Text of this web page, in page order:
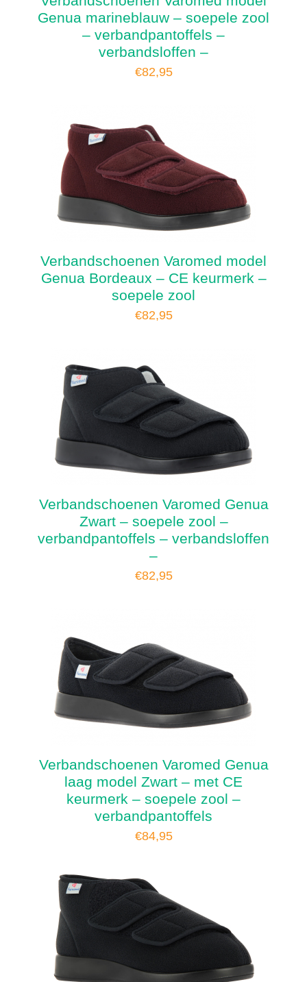
Genua marineblauw – soepele zool
– verbandpantoffels –
verbandsloffen –
€82,95
Verbandschoenen Varomed model
Genua Bordeaux – CE keurmerk –
soepele zool
€82,95
Verbandschoenen Varomed Genua
Zwart – soepele zool –
verbandpantoffels – verbandsloffen
–
€82,95
Verbandschoenen Varomed Genua
laag model Zwart – met CE
keurmerk – soepele zool –
verbandpantoffels
€84,95